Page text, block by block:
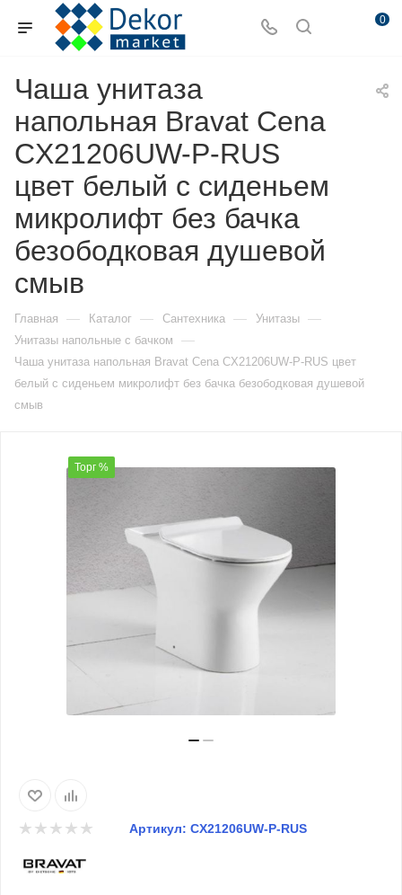
0
Чаша унитаза
напольная Bravat Cena
CX21206UW-P-RUS
цвет белый с сиденьем
микролифт без бачка
безободковая душевой
смыв
Главная — Каталог — Сантехника — Унитазы —
Унитазы напольные с бачком —
Чаша унитаза напольная Bravat Cena CX21206UW-P-RUS цвет
белый с сиденьем микролифт без бачка безободковая душевой
смыв
Торг %
Артикул: CX21206UW-P-RUS